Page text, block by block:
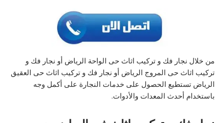
من خلال نجار فك و تركيب اثاث حى الواحة الرياض أو نجار فك و
تركيب اثاث حى المروج الرياض أو نجار فك و تركيب اثاث حى العقيق
الرياض تستطيع الحصول على خدمات النجارة على أكمل وجه
باستخدام أحدث المعدات والأدوات.